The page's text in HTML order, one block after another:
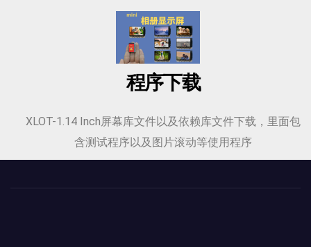
程序下载
XLOT-1.14 Inch屏幕库文件以及依赖库文件下载，里面包
含测试程序以及图片滚动等使用程序